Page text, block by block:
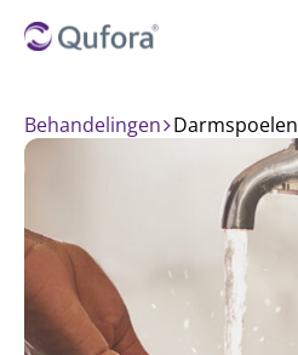
Behandelingen darmspoelen